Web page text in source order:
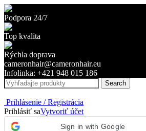
Podpora 24/7
Top kvalita
Rýchla doprava
cameronhair@cameronhair.eu
Infolinka: +421 948 015 186
Search
Prihlásenie / Registrácia
Prihlásiť saVytvoriť účet
Sign in with Google